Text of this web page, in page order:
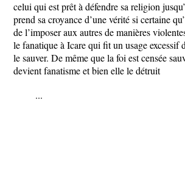
celui qui est prêt à défendre sa religion
prend sa croyance d’une vérité si certaine
de l’imposer aux autres de manières
le fanatique à Icare qui fit un usage excessif
le sauver. De même que la foi est censée
devient fanatisme et bien elle le détruit
...